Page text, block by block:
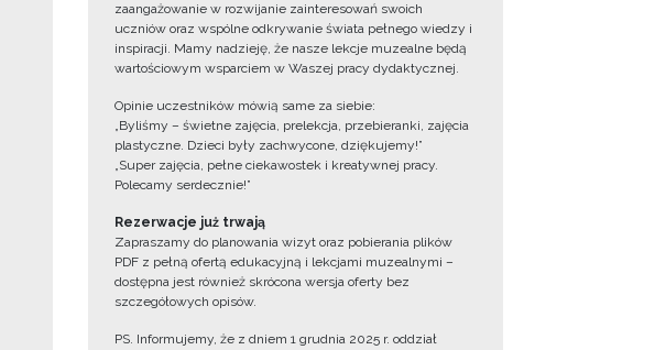
zaangażowanie w rozwijanie zainteresowań swoich
uczniów oraz wspólne odkrywanie świata pełnego wiedzy i
inspiracji. Mamy nadzieję, że nasze lekcje muzealne będą
wartościowym wsparciem w Waszej pracy dydaktycznej.
Opinie uczestników mówią same za siebie:
„Byliśmy – świetne zajęcia, prelekcja, przebieranki, zajęcia
plastyczne. Dzieci były zachwycone, dziękujemy!”
„Super zajęcia, pełne ciekawostek i kreatywnej pracy.
Polecamy serdecznie!”
Rezerwacje już trwają
Zapraszamy do planowania wizyt oraz pobierania plików
PDF z pełną ofertą edukacyjną i lekcjami muzealnymi –
dostępna jest również skrócona wersja oferty bez
szczegółowych opisów.
PS. Informujemy, że z dniem 1 grudnia 2025 r. oddział